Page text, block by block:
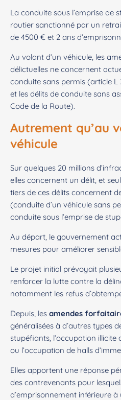
La conduite sous l’emprise de
routier sanctionné par un
de 4500 € et 2 ans
Au volant d’un véhicule, les
délictuelles ne concernent
conduite sans permis (article L
et les délits de conduite sans
Code de la Route).
Autrement qu’au
véhicule
Sur quelques 20 millions
elles concernent un délit, et
tiers de ces délits concernent
(conduite d’un véhicule sans
conduite sous l’emprise de
Au départ, le gouvernement
mesures pour améliorer
Le projet initial prévoyait
renforcer la lutte contre la
notamment les refus
Depuis, les amendes
généralisées à d’autres types
stupéfiants, l’occupation
ou l’occupation de halls
Elles apportent une réponse
des contrevenants pour
d’emprisonnement inférieure à